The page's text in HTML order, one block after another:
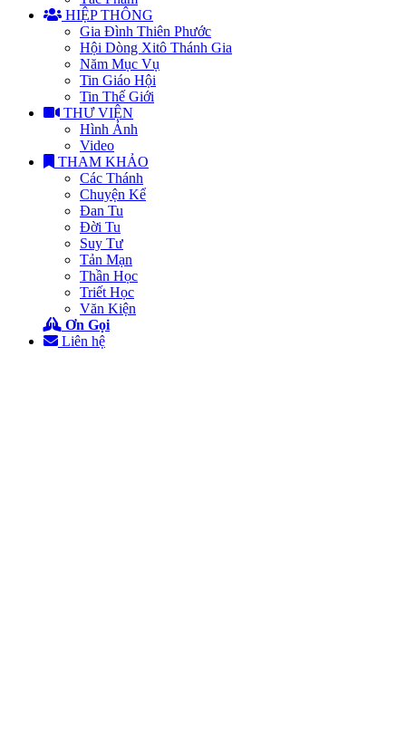
HIỆP THÔNG
Gia Đình Thiên Phước
Hội Dòng Xitô Thánh Gia
Năm Mục Vụ
Tin Giáo Hội
Tin Thế Giới
THƯ VIỆN
Hình Ảnh
Video
THAM KHẢO
Các Thánh
Chuyện Kể
Đan Tu
Đời Tu
Suy Tư
Tản Mạn
Thần Học
Triết Học
Văn Kiện
Ơn Gọi
Liên hệ